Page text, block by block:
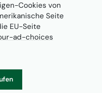
Cookies von
Seite
EU-Seite
ad-choices